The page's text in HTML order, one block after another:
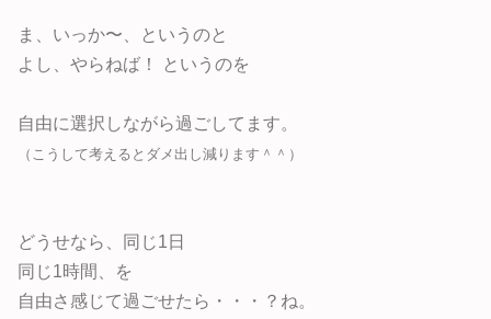
ま、いっか〜、というのと
よし、やらねば！ というのを
自由に選択しながら過ごしてます。
（こうして考えるとダメ出し減ります＾＾）
どうせなら、同じ1日
同じ1時間、を
自由さ感じて過ごせたら・・・？ね。